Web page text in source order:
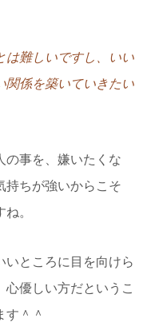
は難しいですし、いい
関係を築いていきたい
の事を、嫌いたくな
持ちが強いからこそ
。
いところに目を向けら
優しい方だというこ
す＾＾